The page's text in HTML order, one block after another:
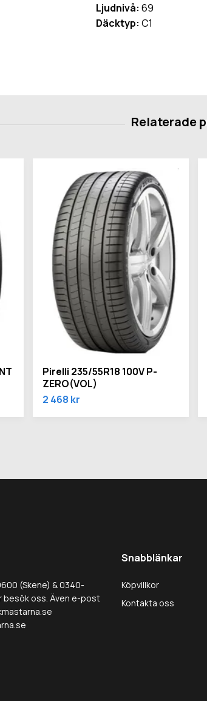
Ljudnivå: 69
Däcktyp: C1
Pirelli 235/55R18 100V P-
ZERO(VOL)
2 468 kr
(Skene) & 0340-
besök oss. Även e-post
Snabblänkar
Köpvillkor
Kontakta oss